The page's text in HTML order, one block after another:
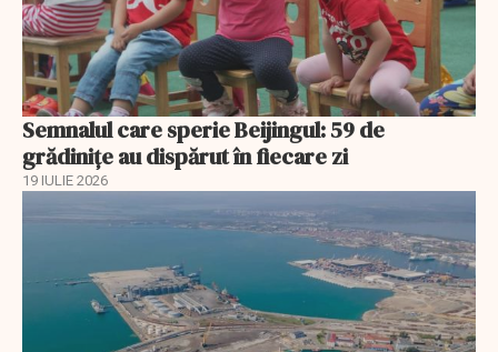
Semnalul care sperie Beijingul: 59 de
grădinițe au dispărut în fiecare zi
19 IULIE 2026